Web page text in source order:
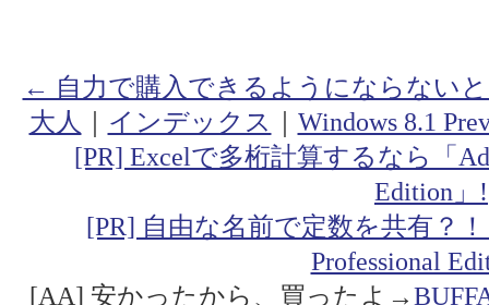
← 自力で購入できるようにならない
大人 ｜ インデックス ｜ Windows 8.1
[PR] Excelで多桁計算するなら「
Edition」!
[PR] 自由な名前で定数を共有？
Professional
[AA] 安かったから、買ったよ→